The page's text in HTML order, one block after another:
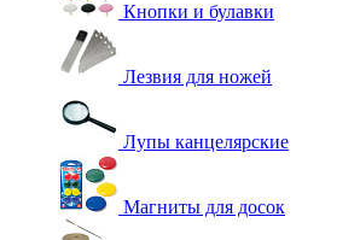
Кнопки и булавки
Лезвия для ножей
Лупы канцелярские
Магниты для досок